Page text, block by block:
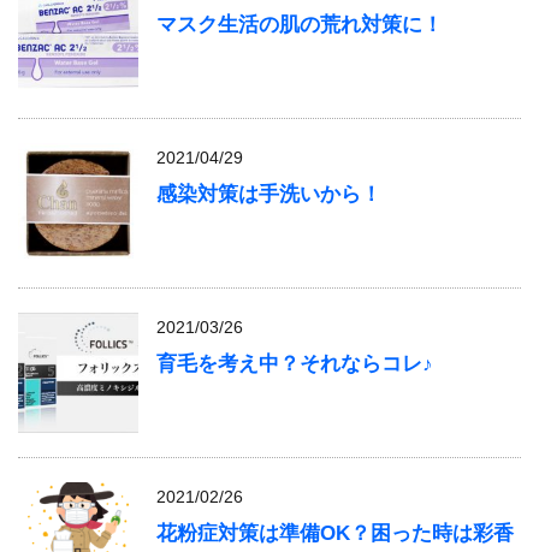
マスク生活の肌の荒れ対策に！
2021/04/29
感染対策は手洗いから！
2021/03/26
育毛を考え中？それならコレ♪
2021/02/26
花粉症対策は準備OK？困った時は彩香